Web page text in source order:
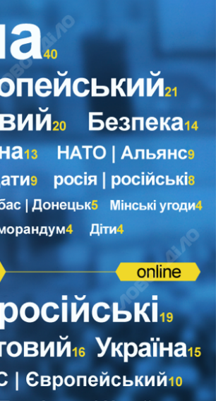
Як за 10 років
вступників на
магістратуру та
аспірантуру